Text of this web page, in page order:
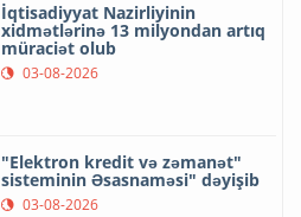
İqtisadiyyat Nazirliyinin
xidmətlərinə 13 milyondan artıq
müraciət olub
03-08-2026
"Elektron kredit və zəmanət"
sisteminin Əsasnaməsi" dəyişib
03-08-2026